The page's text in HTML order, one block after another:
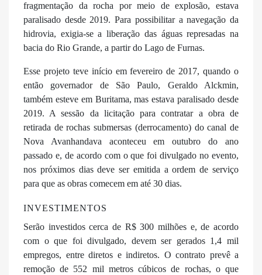
fragmentação da rocha por meio de explosão, estava
paralisado desde 2019. Para possibilitar a navegação da
hidrovia, exigia-se a liberação das águas represadas na
bacia do Rio Grande, a partir do Lago de Furnas.
Esse projeto teve início em fevereiro de 2017, quando o
então governador de São Paulo, Geraldo Alckmin,
também esteve em Buritama, mas estava paralisado desde
2019. A sessão da licitação para contratar a obra de
retirada de rochas submersas (derrocamento) do canal de
Nova Avanhandava aconteceu em outubro do ano
passado e, de acordo com o que foi divulgado no evento,
nos próximos dias deve ser emitida a ordem de serviço
para que as obras comecem em até 30 dias.
INVESTIMENTOS
Serão investidos cerca de R$ 300 milhões e, de acordo
com o que foi divulgado, devem ser gerados 1,4 mil
empregos, entre diretos e indiretos. O contrato prevê a
remoção de 552 mil metros cúbicos de rochas, o que